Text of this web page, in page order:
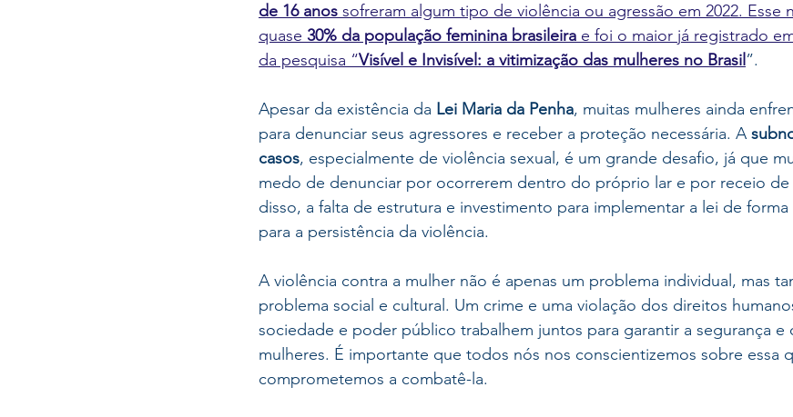
de 16 anos sofreram algum tipo de violência ou agressão em 2022. Esse
quase 30% da população feminina brasileira e foi o maior já registrado
da pesquisa “Visível e Invisível: a vitimização das mulheres no Brasil ”.
Apesar da existência da Lei Maria da Penha, muitas mulheres ainda
para denunciar seus agressores e receber a proteção necessária. A
casos, especialmente de violência sexual, é um grande desafio, já que
medo de denunciar por ocorrerem dentro do próprio lar e por receio de
disso, a falta de estrutura e investimento para implementar a lei de
para a persistência da violência.
A violência contra a mulher não é apenas um problema individual, mas
problema social e cultural. Um crime e uma violação dos direitos
sociedade e poder público trabalhem juntos para garantir a segurança e
mulheres. É importante que todos nós nos conscientizemos sobre essa
comprometemos a combatê-la.